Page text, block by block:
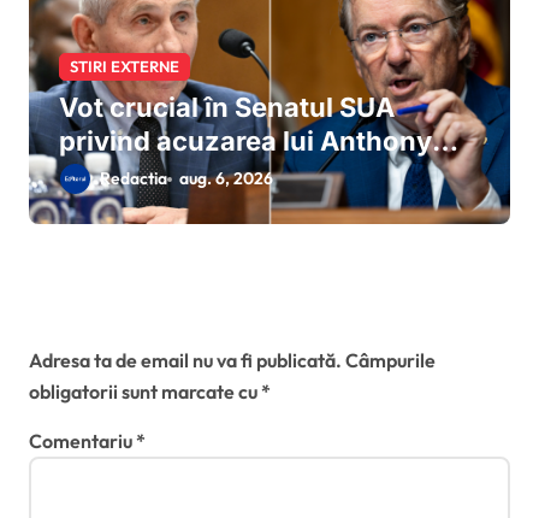
STIRI EXTERNE
Vot crucial în Senatul SUA
privind acuzarea lui Anthony
Fauci de sfidarea Congresului:
Rand Paul cere sesizarea
Redactia aug. 6, 2026
Adresa ta de email nu va fi publicată. Câmpurile
obligatorii sunt marcate cu*
Comentariu*